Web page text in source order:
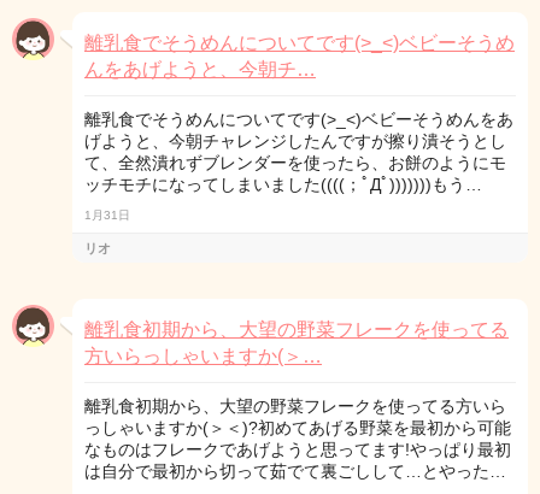
離乳食でそうめんについてです(>_<)ベビーそうめ
んをあげようと、今朝チ…
離乳食でそうめんについてです(>_<)ベビーそうめんをあ
げようと、今朝チャレンジしたんですが擦り潰そうとし
て、全然潰れずブレンダーを使ったら、お餅のようにモ
ッチモチになってしまいました((((；ﾟДﾟ)))))))もう…
1月31日
リオ
離乳食初期から、大望の野菜フレークを使ってる
方いらっしゃいますか(＞…
離乳食初期から、大望の野菜フレークを使ってる方いら
っしゃいますか(＞＜)?初めてあげる野菜を最初から可能
なものはフレークであげようと思ってます!やっぱり最初
は自分で最初から切って茹でて裏ごしして…とやった…